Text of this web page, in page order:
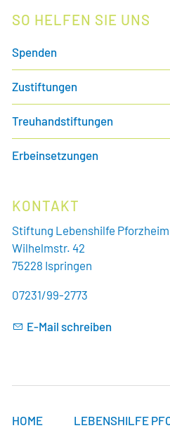
SO HELFEN SIE UNS
Spenden
Zustiftungen
Treuhandstiftungen
Erbeinsetzungen
KONTAKT
Stiftung Lebenshilfe
Wilhelmstr. 42
75228 Ispringen
07231/99-2773
E-Mail schreiben
HOME LEBENSHILFE